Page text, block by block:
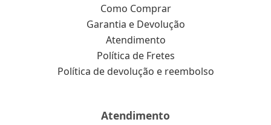
Como Comprar
Garantia e Devolução
Atendimento
Política de Fretes
Política de devolução e reembolso
Atendimento